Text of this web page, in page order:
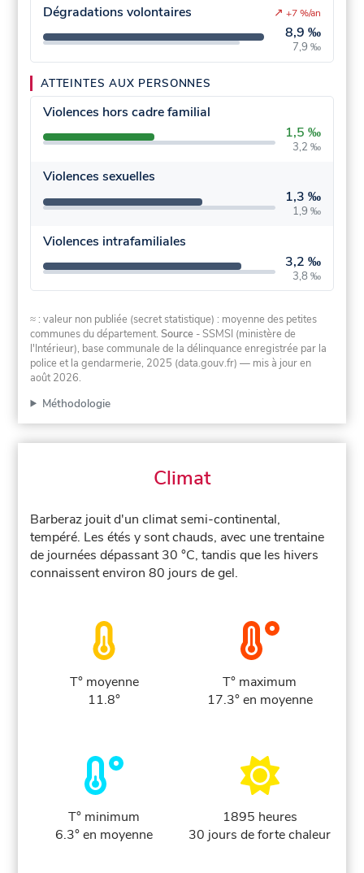
Dégradations volontaires
8,9 ‰
7,9 ‰
↗ +7 %/an
ATTEINTES AUX PERSONNES
Violences hors cadre familial
1,5 ‰
3,2 ‰
Violences sexuelles
1,3 ‰
1,9 ‰
Violences intrafamiliales
3,2 ‰
3,8 ‰
≈ : valeur non publiée (secret statistique) : moyenne des petites
communes du département.Source - SSMSI (ministère de
l'Intérieur), base communale de la délinquance enregistrée par la
police et la gendarmerie, 2025 (data.gouv.fr) — mis à jour en
août 2026.
Méthodologie
Climat
Barberaz jouit d'un climat semi-continental,
tempéré. Les étés y sont chauds, avec une trentaine
de journées dépassant 30 °C, tandis que les hivers
connaissent environ 80 jours de gel.
T° moyenne
11.8°
T° maximum
17.3° en moyenne
T° minimum
6.3° en moyenne
1895 heures
30 jours de forte chaleur